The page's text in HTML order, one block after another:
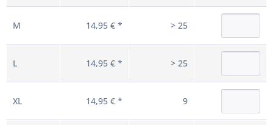
M 14,95 € * > 25
L 14,95 € * > 25
XL 14,95 € * 9